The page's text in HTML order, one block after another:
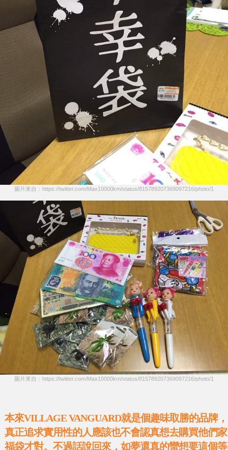
圖片來自：https://twitter.com/Max10000km/status/815789207369097216/photo/1
圖片來自：https://twitter.com/Max10000km/status/815789207369097216/photo/1
本來VILLAGE VANGUARD就是個趣味取勝的品牌，
真正追求實用性的人應該也不會認真想去購買他們家
福袋才對。不過話說回來，如夢還真的蠻想要這個等